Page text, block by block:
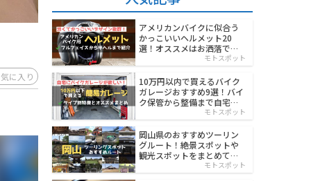
に入り
アメリカンバイクに似合う
かっこいいヘルメット20
選！オススメはお洒落でワ
モトスポット
10万円以内で買えるバイク
ガレージおすすめ9選！バイ
ク保管から整備まで自宅で
モトスポット
岡山県のおすすめツーリン
グルート！絶景スポットや
観光スポットをまとめて紹
モトスポット